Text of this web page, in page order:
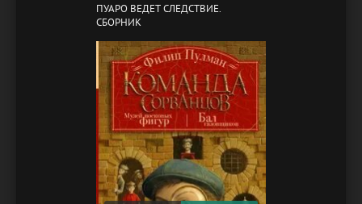
ПУАРО ВЕДЕТ СЛЕДСТВИЕ.
СБОРНИК